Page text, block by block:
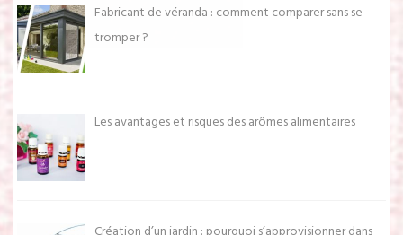
Fabricant de véranda : comment comparer sans se
tromper ?
Les avantages et risques des arômes alimentaires